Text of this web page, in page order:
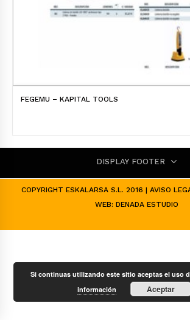
FEGEMU – KAPITAL TOOLS
DISPLAY FOOTER
COPYRIGHT ESKALARSA S.L. 2016 | AVISO
WEB: DENADA ESTUDIO
Si continuas utilizando este sitio aceptas el uso
información
Aceptar